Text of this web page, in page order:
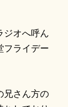
オへ呼ん
フライデー
兄さん方の